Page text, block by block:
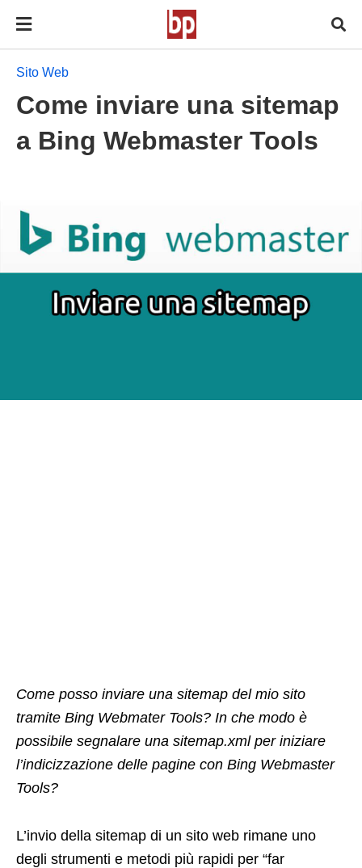
Sito Web
Come inviare una sitemap
a Bing Webmaster Tools
Come posso inviare una sitemap del mio sito
tramite Bing Webmater Tools? In che modo è
possibile segnalare una sitemap.xml per iniziare
l’indicizzazione delle pagine con Bing Webmaster
Tools?
L’invio della sitemap di un sito web rimane uno
degli strumenti e metodi più rapidi per “far